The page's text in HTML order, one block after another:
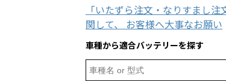
「いたずら注文・なりすまし注
関して、 お客様へ大事なお願い
車種から適合バッテリーを探す
Search
for: